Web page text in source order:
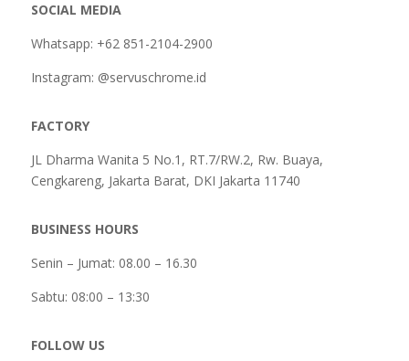
SOCIAL MEDIA
Whatsapp: +62 851-2104-2900
Instagram: @servuschrome.id
FACTORY
JL Dharma Wanita 5 No.1, RT.7/RW.2, Rw. Buaya,
Cengkareng, Jakarta Barat, DKI Jakarta 11740
BUSINESS HOURS
Senin – Jumat: 08.00 – 16.30
Sabtu: 08:00 – 13:30
FOLLOW US